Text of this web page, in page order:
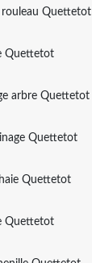
rouleau Quettetot
Quettetot
arbre Quettetot
Quettetot
Quettetot
Quettetot